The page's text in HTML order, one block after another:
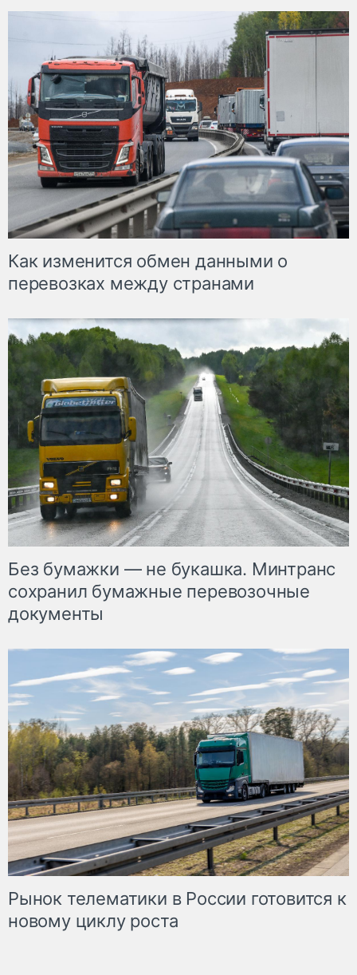
Как изменится обмен данными о
перевозках между странами
Без бумажки — не букашка. Минтранс
сохранил бумажные перевозочные
документы
Рынок телематики в России готовится к
новому циклу роста